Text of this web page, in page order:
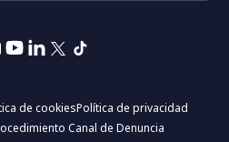
de cookiesPolítica de privacidad
Canal de Denuncia